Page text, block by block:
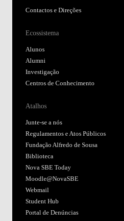
Contactos e Direções
Ecossistema
Alunos
Alumni
Investigação
Centros de Conhecimento
Atalhos
Junte-se a nós
Regulamentos e Atos Públicos
Fundação Alfredo de Sousa
Biblioteca
Nova SBE Today
Moodle@NovaSBE
Webmail
Student Hub
Portal de Denúncias